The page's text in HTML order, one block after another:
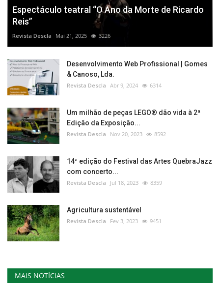
Espectáculo teatral “O Ano da Morte de Ricardo
Reis”
Revista Descla Mai 21, 2025 3226
Desenvolvimento Web Profissional | Gomes
& Canoso, Lda.
Revista Descla Abr 9, 2024 6314
Um milhão de peças LEGO® dão vida à 2ª
Edição da Exposição...
Revista Descla Nov 20, 2023 8592
14ª edição do Festival das Artes QuebraJazz
com concerto...
Revista Descla Jul 18, 2023 8359
Agricultura sustentável
Revista Descla Fev 3, 2023 9451
MAIS NOTÍCIAS